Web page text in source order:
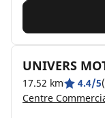
UNIVERS
17.52 km 4.4/5